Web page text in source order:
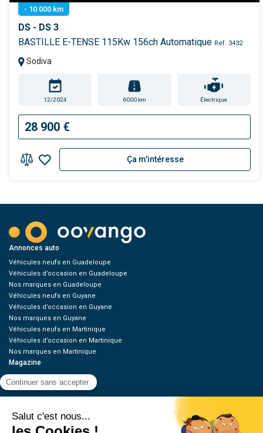
- 10 000 km
DS - DS 3
BASTILLE E-TENSE 115Kw 156ch Automatique Ref. 3432
Sodiva
12/2024 6000 km Électrique
28 900 €
Ça m'intéresse
Annonces auto
Véhicules neufs en Guadeloupe
Véhicules d’occasion en Guadeloupe
Nos marques en Guadeloupe
Véhicules neufs en Guyane
Véhicules d’occasion en Guyane
Nos marques en Guyane
Véhicules neufs en Martinique
Véhicules d’occasion en Martinique
Nos marques en Martinique
Magazine
Offres d’emplois